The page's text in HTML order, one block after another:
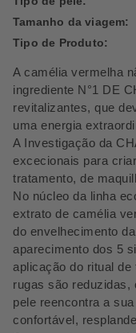
A camélia vermelha
ingrediente N°1 DE
revitalizantes, que
uma energia
A Investigação da
excecionais para
tratamento, de
No núcleo da linha
extrato de camélia
do envelhecimento
aparecimento dos 5
aplicação do ritual de
rugas são
pele reencontra a
confortável,
Tamanho da viagem:
Tipo de Produto: